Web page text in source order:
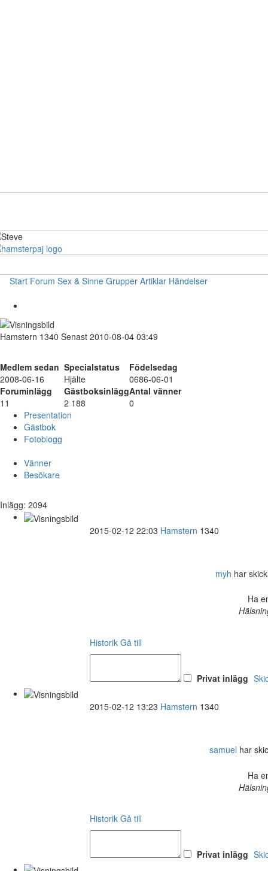
Start Forum Sex & Sinne Grupper Artiklar Händelser
Hamstern 1340 Senast 2010-08-04 03:49
Medlem sedan Specialstatus
Födelsedag
2008-06-16
Hjälte
0686-06-01
Foruminlägg
GästboksinläggAntal vänner
11
2 188
0
Presentation
Gästbok
Fotoblogg
Vänner
Besökare
Inlägg: 2094
2015-02-12 22:03 Hamstern 1340
myh har
Ha
Historik Gå till
Privat inlägg
2015-02-12 13:23 Hamstern 1340
samuel har
Ha
Historik Gå till
Privat inlägg